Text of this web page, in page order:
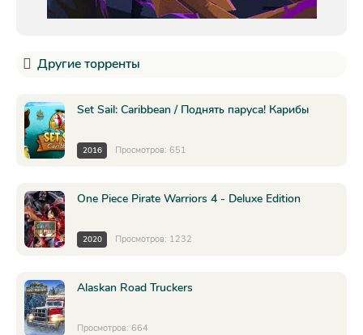
Другие торренты
Set Sail: Caribbean / Поднять паруса! Карибы
2016 Просмотров: 651
One Piece Pirate Warriors 4 - Deluxe Edition
2020 Просмотров: 1232
Alaskan Road Truckers
Просмотров: 664